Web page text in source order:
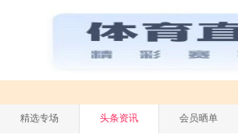
精选专场 头条资讯 会员晒单